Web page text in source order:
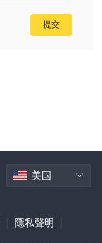
提交
美国
隱私聲明